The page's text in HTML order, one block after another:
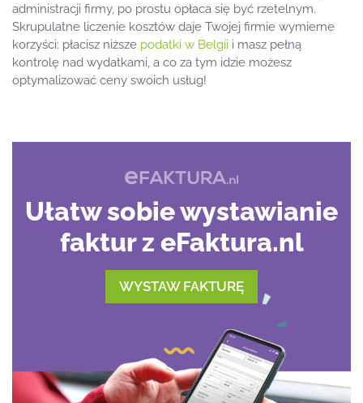
administracji firmy, po prostu opłaca się być rzetelnym.
Skrupulatne liczenie kosztów daje Twojej firmie wymierne
korzyści: płacisz niższe podatki w Belgii i masz pełną
kontrolę nad wydatkami, a co za tym idzie możesz
optymalizować ceny swoich usług!
Ułatw sobie wystawianie
faktur z eFaktura.nl
WYSTAW FAKTURĘ